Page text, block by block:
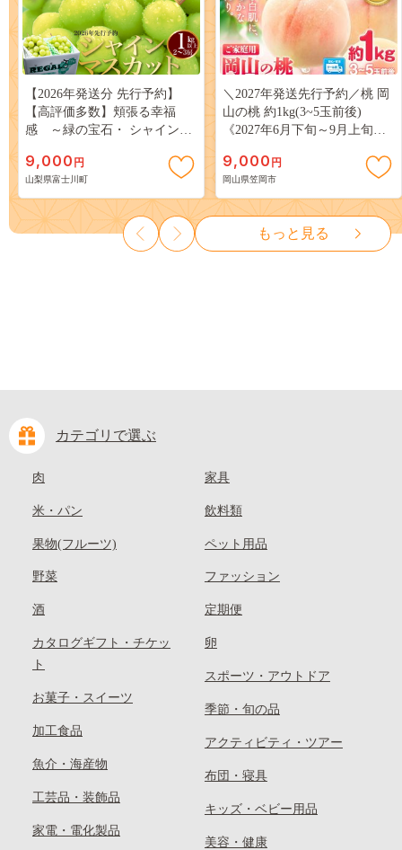
【2026年発送分 先行予約】
【高評価多数】頬張る幸福
感 ～緑の宝石・ シャインマ
３房） フルーツ 山梨県産 果
物 くだもの シャイン マスカ
ット ぶどう ブドウ 葡萄 大粒
種なし 先行予約 富士川町
10000円 一万円 9000円 九千円
9,000 円
山梨県富士川町
＼2027年発送先行予約／桃 岡
山の桃 約1kg(3~5玉前後)
《2027年6月下旬～9月上旬頃
岡山 はくとう スイーツ フル
ーツ 果物 デザート 旬 モモ も
も 先行予約 送料無料 果物 岡
山県 笠岡市 清水白桃 白鳳 白
麗 クール便---
kasaoka_zsy_419_100---
9,000 円
岡山県笠岡市
もっと見る
カテゴリで選ぶ
肉
米・パン
果物(フルーツ)
野菜
酒
カタログギフト・チケッ
ト
お菓子・スイーツ
加工食品
魚介・海産物
工芸品・装飾品
家電・電化製品
家具
飲料類
ペット用品
ファッション
定期便
卵
スポーツ・アウトドア
季節・旬の品
アクティビティ・ツアー
布団・寝具
キッズ・ベビー用品
美容・健康